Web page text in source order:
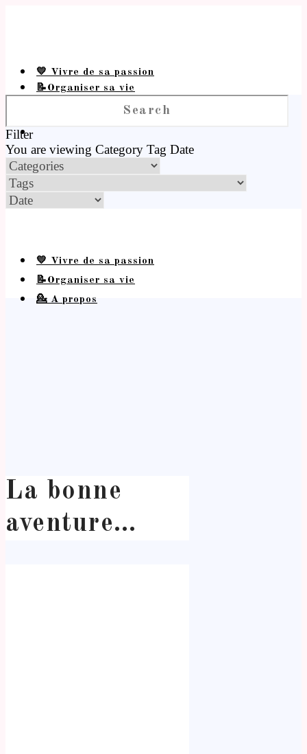
💛 Vivre de sa passion
📝Organiser sa vie
Filter
You are viewing Category Tag Date
💛 Vivre de sa passion
📝Organiser sa vie
💁 A propos
La bonne
aventure…